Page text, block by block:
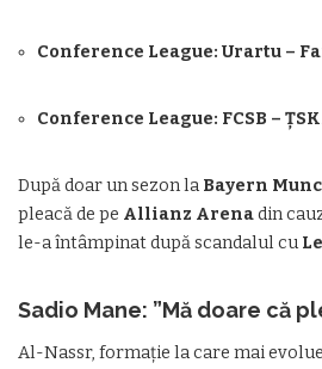
Conference League: Urartu –
Conference League: FCSB –
După doar un sezon la Bayern
pleacă de pe Allianz Arenadin
le-a întâmpinat după scandalul cu
Sadio Mane: ”Mă doare că
Al-Nassr, formație la care mai